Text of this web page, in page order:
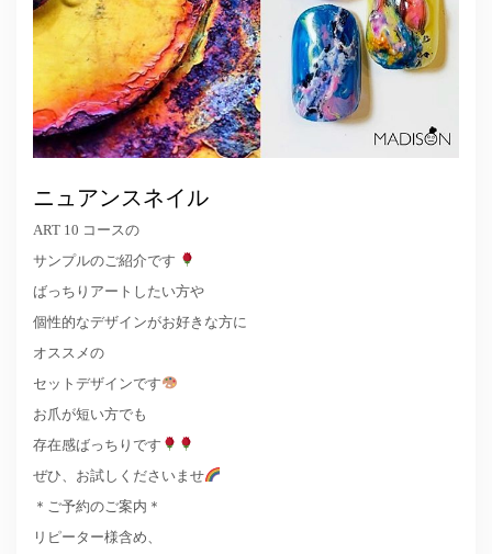
ニュアンスネイル
ART 10 コースの
サンプルのご紹介です
ばっちりアートしたい方や
個性的なデザインがお好きな方に
オススメの
セットデザインです
お爪が短い方でも
存在感ばっちりです
ぜひ、お試しくださいませ
＊ご予約のご案内＊
リピーター様含め、